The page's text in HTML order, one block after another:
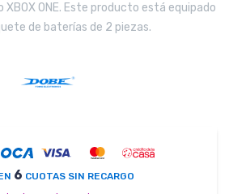
ONE. Este producto está equipado
de baterías de 2 piezas.
6 CUOTAS SIN RECARGO
y Niños